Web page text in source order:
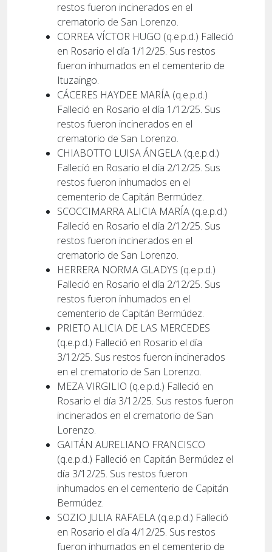
restos fueron incinerados en el
crematorio de San Lorenzo.
CORREA VÍCTOR HUGO (q.e.p.d.) Falleció
en Rosario el día 1/12/25. Sus restos
fueron inhumados en el cementerio de
Ituzaingo.
CÁCERES HAYDEE MARÍA (q.e.p.d.)
Falleció en Rosario el día 1/12/25. Sus
restos fueron incinerados en el
crematorio de San Lorenzo.
CHIABOTTO LUISA ÁNGELA (q.e.p.d.)
Falleció en Rosario el día 2/12/25. Sus
restos fueron inhumados en el
cementerio de Capitán Bermúdez.
SCOCCIMARRA ALICIA MARÍA (q.e.p.d.)
Falleció en Rosario el día 2/12/25. Sus
restos fueron incinerados en el
crematorio de San Lorenzo.
HERRERA NORMA GLADYS (q.e.p.d.)
Falleció en Rosario el día 2/12/25. Sus
restos fueron inhumados en el
cementerio de Capitán Bermúdez.
PRIETO ALICIA DE LAS MERCEDES
(q.e.p.d.) Falleció en Rosario el día
3/12/25. Sus restos fueron incinerados
en el crematorio de San Lorenzo.
MEZA VIRGILIO (q.e.p.d.) Falleció en
Rosario el día 3/12/25. Sus restos fueron
incinerados en el crematorio de San
Lorenzo.
GAITÁN AURELIANO FRANCISCO
(q.e.p.d.) Falleció en Capitán Bermúdez el
día 3/12/25. Sus restos fueron
inhumados en el cementerio de Capitán
Bermúdez.
SOZIO JULIA RAFAELA (q.e.p.d.) Falleció
en Rosario el día 4/12/25. Sus restos
fueron inhumados en el cementerio de